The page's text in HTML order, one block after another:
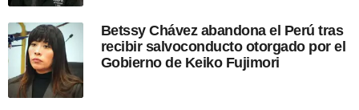
c
i
ó
Betssy Chávez abandona el Perú tras
recibir salvoconducto otorgado por el
Gobierno de Keiko Fujimori